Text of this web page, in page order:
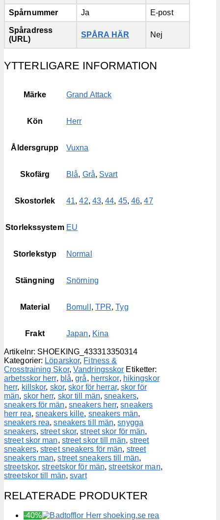
Spårnummer Ja E-post
Spåradress
(URL)
SPÅRA HÄR Nej
YTTERLIGARE INFORMATION
Märke Grand Attack
Kön Herr
Åldersgrupp Vuxna
Skofärg Blå, Grå, Svart
Skostorlek 41,42, 43,44, 45,46,47
Storlekssystem EU
Storlekstyp Normal
Stängning Snörning
Material Bomull , TPR,Tyg
Frakt Japan, Kina
Artikelnr: SHOEKING_433313350314
Kategorier: Löparskor, Fitness &
Crosstraining Skor,Vandringsskor Etiketter:
arbetsskor herr, blå,grå, herrskor, hikingskor
herr, killskor, skor,skor för herrar, skor för
män, skor herr, skor till män,sneakers,
sneakers för män, sneakers herr,sneakers
herr rea,sneakers kille, sneakers män,
sneakers rea,sneakers till män,snygga
sneakers,street skor,street skor för män,
street skor man, street skor till män, street
sneakers,street sneakers för män, street
sneakers man,street sneakers till män,
streetskor,streetskor för män,streetskor man,
streetskor till män,svart
RELATERADE PRODUKTER
-40%